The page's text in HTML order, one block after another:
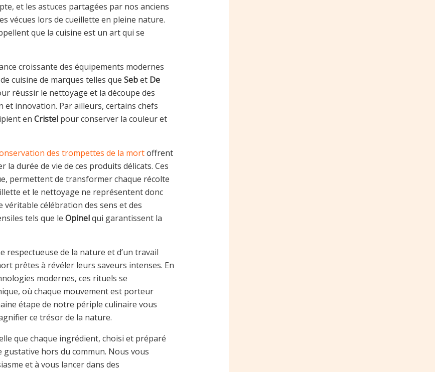
et les astuces partagées par nos anciens
vécues lors de cueillette en pleine nature.
que la cuisine est un art qui se
croissante des équipements modernes
cuisine de marques telles que Sebet De
réussir le nettoyage et la découpe des
innovation. Par ailleurs, certains chefs
en Cristelpour conserver la couleur et
des trompettes de la mortoffrent
durée de vie de ces produits délicats. Ces
permettent de transformer chaque récolte
et le nettoyage ne représentent donc
célébration des sens et des
tels que le Opinelqui garantissent la
respectueuse de la nature et d’un travail
prêtes à révéler leurs saveurs intenses. En
modernes, ces rituels se
où chaque mouvement est porteur
étape de notre périple culinaire vous
ce trésor de la nature.
que chaque ingrédient, choisi et préparé
gustative hors du commun. Nous vous
et à vous lancer dans des